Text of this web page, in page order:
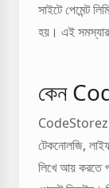
সাইটে পেমেন্ট
হয়। এই সমস্যার
কেন
CodeStorez
টেকনোলজি,
লিখে আয় করতে